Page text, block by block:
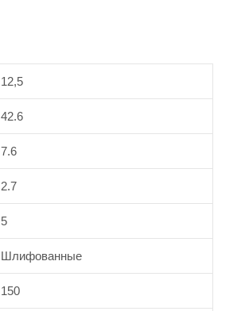
12,5
42.6
7.6
2.7
5
Шлифованные
150